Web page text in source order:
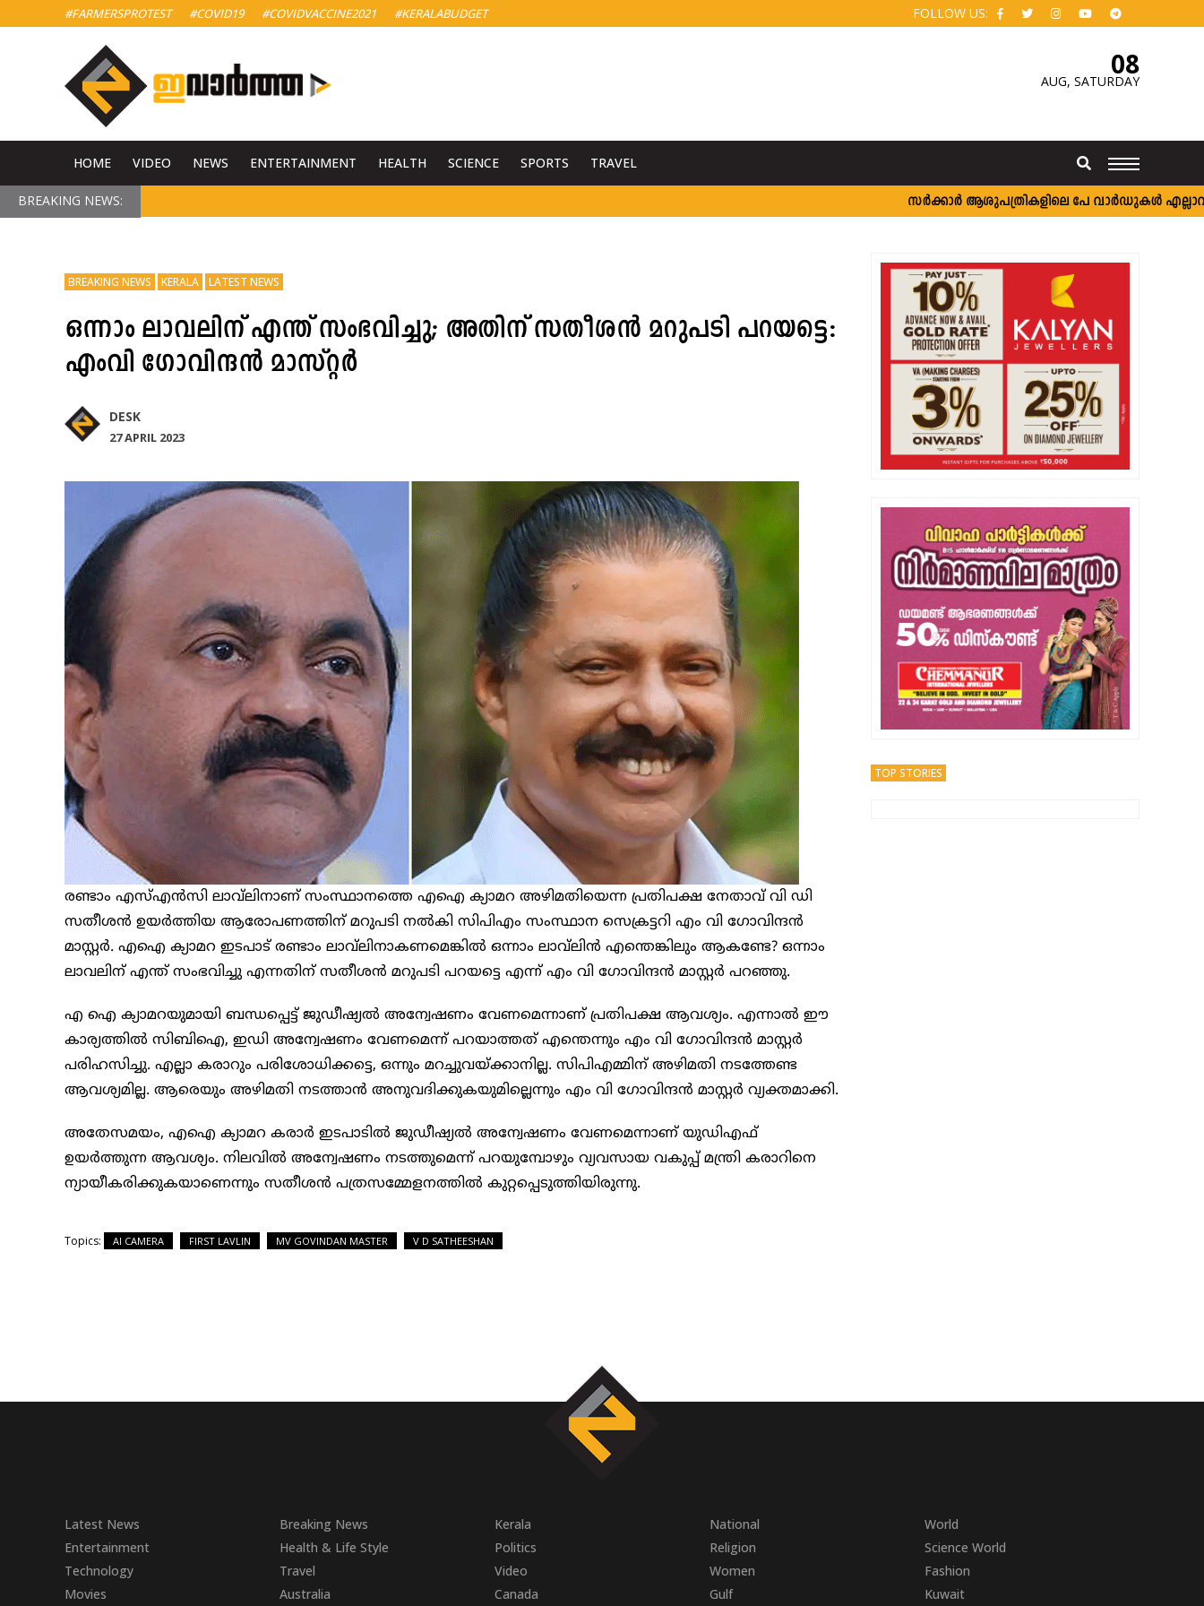
#FARMERSPROTEST #COVID19 #COVIDVACCINE2021 #KERALABUDGET FOLLOW US:
08
AUG, SATURDAY
HOME VIDEO NEWS ENTERTAINMENT HEALTH SCIENCE SPORTS TRAVEL
BREAKING NEWS: സർക്കാർ ആശുപത്രികളിലെ പേ വാർഡുകൾ
BREAKING NEWS KERALA LATEST NEWS
ഒന്നാം ലാവലിന് എന്ത് സംഭവിച്ചു; അതിന് സതീശൻ മറുപടി പറയട്ടെ:
എംവി ഗോവിന്ദൻ മാസ്റ്റർ
DESK
27 APRIL 2023
രണ്ടാം എസ്എൻസി ലാവ്‌ലിനാണ് സംസ്ഥാനത്തെ എഐ ക്യാമറ അഴിമതിയെന്ന പ്രതിപക്ഷ നേതാവ് വി ഡി
സതീശൻ ഉയർത്തിയ ആരോപണത്തിന് മറുപടി നൽകി സിപിഎം സംസ്ഥാന സെക്രട്ടറി എം വി ​ഗോവിന്ദൻ
മാസ്റ്റർ. എഐ ക്യാമറ ഇടപാട് രണ്ടാം ലാവ്‌ലിനാകണമെങ്കിൽ ഒന്നാം ലാവ്‌ലിൻ എന്തെങ്കിലും ആകണ്ടേ? ഒന്നാം
ലാവലിന് എന്ത് സംഭവിച്ചു എന്നതിന് സതീശൻ മറുപടി പറയട്ടെ എന്ന് എം വി ​ഗോവിന്ദൻ മാസ്റ്റർ പറഞ്ഞു.
എ ഐ ക്യാമറയുമായി ബന്ധപ്പെട്ട് ജുഡീഷ്യൽ അന്വേഷണം വേണമെന്നാണ് പ്രതിപക്ഷ ആവശ്യം. എന്നാൽ ഈ
കാര്യത്തിൽ സിബിഐ, ഇഡി അന്വേഷണം വേണമെന്ന് പറയാത്തത് എന്തെന്നും എം വി ഗോവിന്ദൻ മാസ്റ്റർ
പരിഹസിച്ചു. എല്ലാ കരാറും പരിശോധിക്കട്ടെ, ഒന്നും മറച്ചുവയ്ക്കാനില്ല. സിപിഎമ്മിന് അഴിമതി നടത്തേണ്ട
ആവശ്യമില്ല. ആരെയും അഴിമതി നടത്താൻ അനുവദിക്കുകയുമില്ലെന്നും എം വി ​ഗോവിന്ദൻ മാസ്റ്റർ വ്യക്തമാക്കി.
അതേസമയം, എഐ ക്യാമറ കരാർ ഇടപാടിൽ ജുഡീഷ്യൽ അന്വേഷണം വേണമെന്നാണ് യു‍ഡിഎഫ്
ഉയർത്തുന്ന ആവശ്യം. നിലവിൽ അന്വേഷണം നടത്തുമെന്ന് പറയുമ്പോഴും വ്യവസായ വകുപ്പ് മന്ത്രി കരാറിനെ
ന്യായീകരിക്കുകയാണെന്നും സതീശൻ പത്രസമ്മേളനത്തിൽ കുറ്റപ്പെടുത്തിയിരുന്നു.
Topics: AI CAMERA FIRST LAVLIN MV GOVINDAN MASTER V D SATHEESHAN
TOP STORIES
Latest News Breaking News Kerala National
World
Entertainment
Health & Life Style Politics Religion
Science World
Technology
Travel Video Women
Fashion
Movies
Australia Canada Gulf Kuwait